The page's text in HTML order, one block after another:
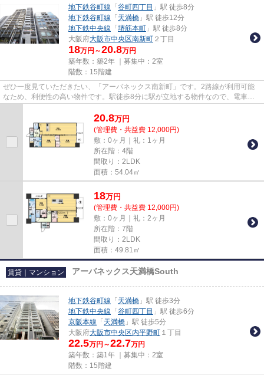
地下鉄谷町線 「 谷町四丁目 」駅 徒歩8分
地下鉄谷町線 「 天満橋 」駅 徒歩12分
地下鉄中央線 「 堺筋本町 」駅 徒歩8分
大阪府大阪市中央区南新町 ２丁目
18万円～20.8万円
築年数：築2年 ｜募集中： 2室
階数：15階建
ぜひ一度見ていただきたい、「アーバネックス南新町」です。2路線が利用可能
なため、利便性の高い物件です。駅徒歩8分に駅が立地する物件なので、電車を
20.8万円
(管理費・共益費 12,000円)
敷：0ヶ月｜礼：1ヶ月
所在階：4階
間取り：2LDK
面積：54.04㎡
18万円
(管理費・共益費 12,000円)
敷：0ヶ月｜礼：2ヶ月
所在階：7階
間取り：2LDK
面積：49.81㎡
賃貸｜マンション アーバネックス天満橋South
地下鉄谷町線 「 天満橋 」駅 徒歩3分
地下鉄中央線 「 谷町四丁目 」駅 徒歩6分
京阪本線 「 天満橋 」駅 徒歩5分
大阪府大阪市中央区内平野町 １丁目
22.5万円～22.7万円
築年数：築1年 ｜募集中： 2室
階数：15階建